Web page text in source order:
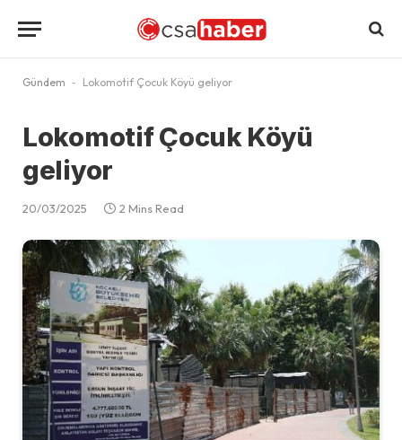
Gündem - Lokomotif Çocuk Köyü geliyor
Lokomotif Çocuk Köyü
geliyor
20/03/2025 2 Mins Read